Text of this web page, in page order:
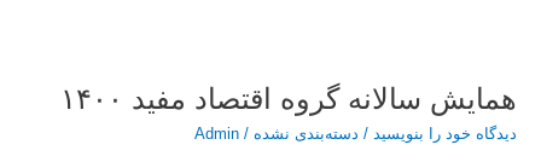
همایش سالانه گروه اقتصاد مفید ۱۴۰۰
دیدگاه‌ خود را بنویسید / دسته‌بندی نشده /
Admin